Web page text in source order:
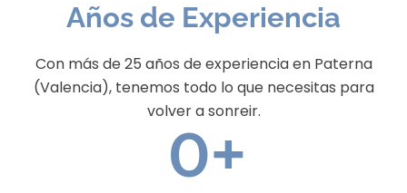
Años de Experiencia
Con más de 25 años de experiencia en Paterna
(Valencia), tenemos todo lo que necesitas para
volver a sonreir.
0+